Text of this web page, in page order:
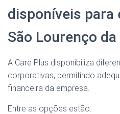
disponíveis para
São Lourenço da
A Care Plus disponibiliza
corporativas, permitindo
financeira da empresa.
Entre as opções estão: